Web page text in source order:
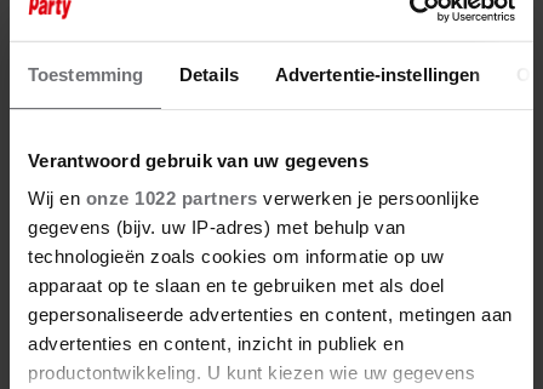
Toestemming Details Advertentie-instellingen
Verantwoord gebruik van uw gegevens
Wij en onze 1022 partners verwerken je persoonlijke
gegevens (bijv. uw IP-adres) met behulp van
technologieën zoals cookies om informatie op uw
apparaat op te slaan en te gebruiken met als doel
gepersonaliseerde advertenties en content, metingen aan
advertenties en content, inzicht in publiek en
productontwikkeling. U kunt kiezen wie uw gegevens
STAGIAIRE BIJ HET MERK VAN
JADE ANNA